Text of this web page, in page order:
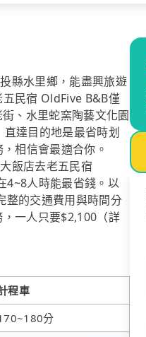
縣水里鄉，能盡興旅遊
民宿 OldFive B&B僅
、水里蛇窯陶藝文化園
達目的地是最省時划
相信會最適合你。
飯店去老五民宿
4~8人時能最省錢。以
整的交通費用與時間分
一人只要$2,100（詳
程車
分